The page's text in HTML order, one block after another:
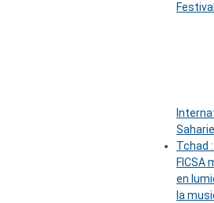
Festival
Tchad
FICSA
en
la